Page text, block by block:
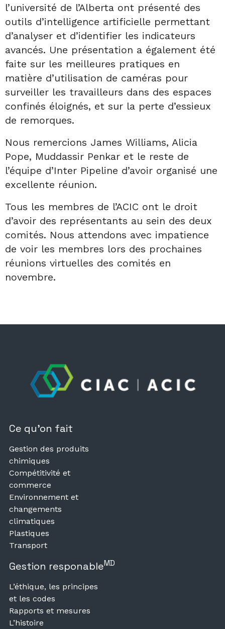
l’université de l’Alberta ont présenté des
outils d’intelligence artificielle permettant
d’analyser et d’identifier les indicateurs
avancés. Une présentation a également été
faite sur les meilleures pratiques en
matière d’utilisation de caméras pour
surveiller les travailleurs dans des espaces
confinés éloignés, et sur la perte d’essieux
de remorques.
Nous remercions James Williams, Alicia
Pope, Muddassir Penkar et le reste de
l’équipe d’Inter Pipeline d’avoir organisé une
excellente réunion.
Tous les membres de l’ACIC ont le droit
d’avoir des représentants au sein des deux
comités. Nous attendons avec impatience
de voir les membres lors des prochaines
réunions virtuelles des comités en
novembre.
Ce qu’on fait
Gestion des produits
chimiques
Compétitivité et
commerce
Environnement et
changements
climatiques
Plastiques
Transport
Gestion responableMD
L’éthique, les principes
et les codes
Rapports et mesures
L’histoire